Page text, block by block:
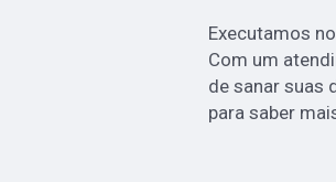
Executamos
Com um
de sanar suas
para saber